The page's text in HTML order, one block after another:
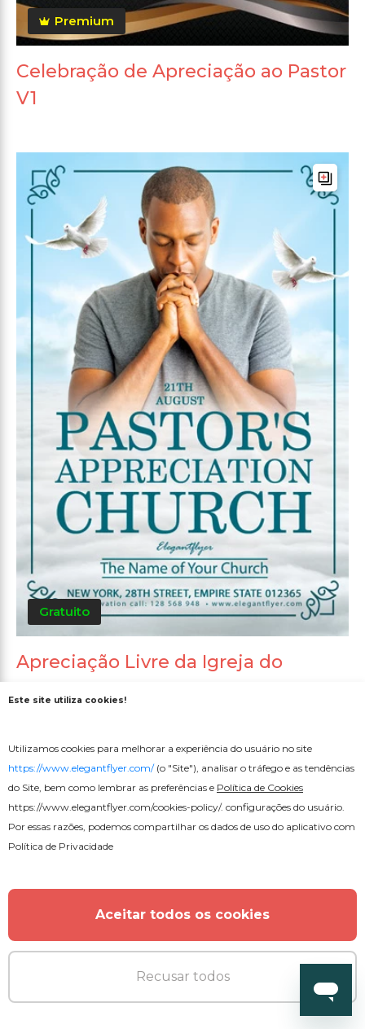
Premium
Celebração de Apreciação ao Pastor
V1
Gratuito
Apreciação Livre da Igreja do
Este site utiliza cookies!
Utilizamos cookies para melhorar a experiência do usuário no site
https://www.elegantflyer.com/(o "Site"), analisar o tráfego e as tendências
do Site, bem como lembrar as preferências e Política de Cookies
https://www.elegantflyer.com/cookies-policy/. configurações do usuário.
Por essas razões, podemos compartilhar os dados de uso do aplicativo com
Política de Privacidade
Aceitar todos os cookies
Recusar todos